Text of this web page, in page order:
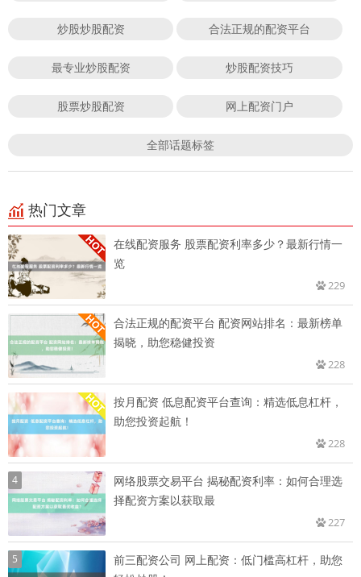
炒股炒股配资 合法正规的配资平台
最专业炒股配资 炒股配资技巧
股票炒股配资 网上配资门户
全部话题标签
热门文章
在线配资服务 股票配资利率多少？最新行情一
览
229
合法正规的配资平台 配资网站排名：最新榜单
揭晓，助您稳健投资
228
按月配资 低息配资平台查询：精选低息杠杆，
助您投资起航！
228
4
网络股票交易平台 揭秘配资利率：如何合理选
择配资方案以获取最
227
5
前三配资公司 网上配资：低门槛高杠杆，助您